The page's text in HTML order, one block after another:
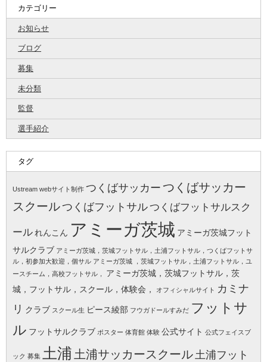
カテゴリー
お知らせ
ブログ
募集
未分類
監督
選手紹介
タグ
Ustream webサイト制作 つくばサッカーつくばサッカー
スクールつくばフットサル つくばフットサルスク
ールれんこん アミーガ茨城 アミーガ茨城フット
サルクラブ アミーガ茨城，茨城フットサル，土浦フットサル，つくばフットサ
ル，初参加大歓迎，個サル アミーガ茨城 ，茨城フットサル，土浦フットサル，ユ
ースチーム，高校フットサル，
アミーガ茨城，茨城フットサル，茨
城，フットサル，スクール，体験会，
オフィシャルサイト カミナ
リ クラブ スクール生 ピース綾部 フウガドールすみだ フットサ
ル フットサルクラブ ポスター 体育館 体験 公式サイト 公式フェイスブ
ック 募集 土浦 土浦サッカースクール 土浦フット